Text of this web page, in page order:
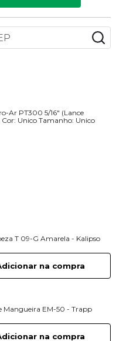
Ar PT300 5/16" (Lance
Cor: Unico Tamanho: Unico
T 09-G Amarela - Kalipso
na compra
Mangueira EM-50 - Trapp
na compra